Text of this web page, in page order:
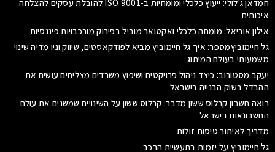
חמדאן ג'לולי: ייעוץ כלכלי ומומחיות ב-ISO 9001 להובלת עסקים להצלחה
איכותית
אילון אוריאל: מומחה כלכלי ואקטואר מוביל בפירוק מורכבויות פיננסיות
גל חיימוביץמספר: איך גל חיימוביץ מביא לפודקאסטים, שיווק וניו מדיה שינוי
משמעותי בעולם המיתוג
יעקב מסטורוב: כיצד ניהול פרויקטים ושיפוץ משרדים מצליחים עושים את
ההבדל בשוק הבנייה בישראל
רואה חשבון קרלוס ששון מדבר: קרלוס ששון על השינויים שמשנים את עולם
החשבונאות בישראל
מדריך לאיתור טיסות זולות
גל חיימוביץ על יזמות בתעשיית הרכב